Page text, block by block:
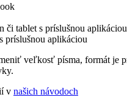
či tablet s príslušnou aplikáciou
príslušnou aplikáciou
veľkosť písma, formát je
v našich návodoch